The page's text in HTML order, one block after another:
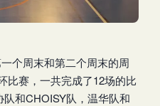
个周末和第二个周末的周
比赛，一共完成了12场的比
和CHOISY队，温华队和